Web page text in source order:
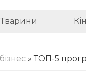
Тварини
бізнес » ТОП-5